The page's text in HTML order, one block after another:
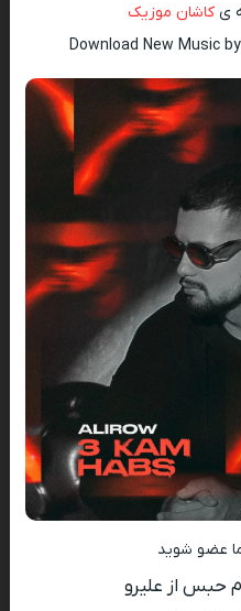
کاشان موزیک
Download New Music
عضو شوید
حبس از علیرو